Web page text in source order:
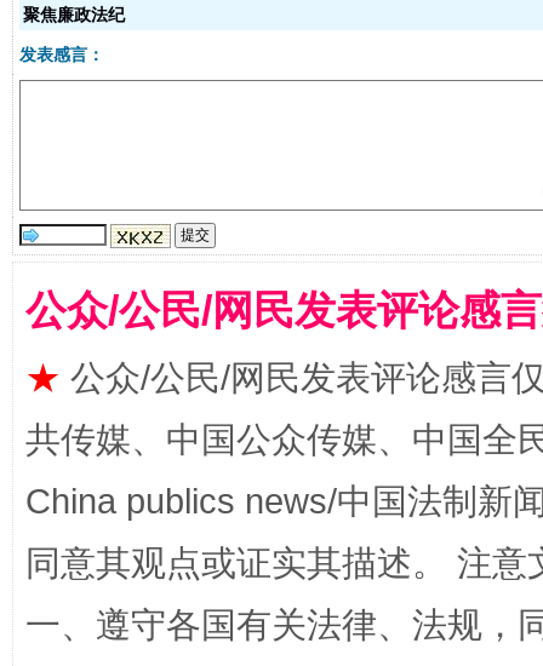
揭批美国五大"原罪" "炒
聚焦廉政法纪
发表感言：
公众/公民/网民发表评论感
★ 公众/公民/网民发表评论感言
共传媒、中国公众传媒、中国全
China publics news/中国法制新
同意其观点或证实其描述。 注
一、遵守各国有关法律、法规，